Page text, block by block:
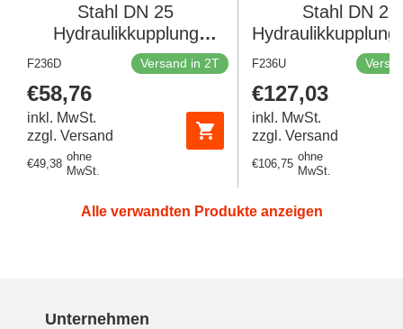
Stahl DN 25
Hydraulikkupplung
Stopfen 25 mm S
Kompressionsring ISO
7241-1 A/8434-1 D
34,3mm
F236D Versand in 2T
Regulärer
Preis
€58,76
inkl. MwSt.
zzgl. Versand
Regulärer
€49,38
ohne
MwSt.
Stahl DN 25
25 mm S
Druckringschott
7241-1 A/8434-
34,3mm
F236U
Regulärer
Preis
€127,03
inkl. MwSt.
zzgl. Versand
Regulärer
€106,75
ohne
MwSt.
Alle verwandten Produkte anzeigen
Unternehmen